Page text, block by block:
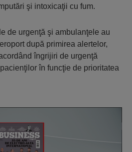
şi intoxicaţii cu fum.
de urgenţă şi ambulanţele au
după primirea alertelor,
îngrijiri de urgenţă
în funcţie de prioritatea